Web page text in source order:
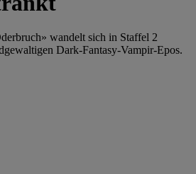
wandelt sich in Staffel 2
Dark-Fantasy-Vampir-Epos.